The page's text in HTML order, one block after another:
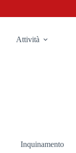
Attività
Inquinamento